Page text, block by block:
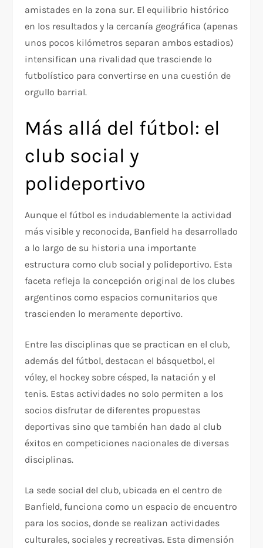
amistades en la zona sur. El equilibrio histórico
en los resultados y la cercanía geográfica (apenas
unos pocos kilómetros separan ambos estadios)
intensifican una rivalidad que trasciende lo
futbolístico para convertirse en una cuestión de
orgullo barrial.
Más allá del fútbol: el
club social y
polideportivo
Aunque el fútbol es indudablemente la actividad
más visible y reconocida, Banfield ha desarrollado
a lo largo de su historia una importante
estructura como club social y polideportivo. Esta
faceta refleja la concepción original de los clubes
argentinos como espacios comunitarios que
trascienden lo meramente deportivo.
Entre las disciplinas que se practican en el club,
además del fútbol, destacan el básquetbol, el
vóley, el hockey sobre césped, la natación y el
tenis. Estas actividades no solo permiten a los
socios disfrutar de diferentes propuestas
deportivas sino que también han dado al club
éxitos en competiciones nacionales de diversas
disciplinas.
La sede social del club, ubicada en el centro de
Banfield, funciona como un espacio de encuentro
para los socios, donde se realizan actividades
culturales, sociales y recreativas. Esta dimensión